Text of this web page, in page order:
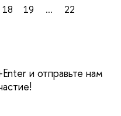
18 19 ... 22
и отправьте нам